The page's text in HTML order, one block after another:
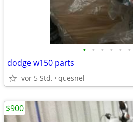
• • • • • •
dodge w150 parts
vor 5 Std. quesnel
$900